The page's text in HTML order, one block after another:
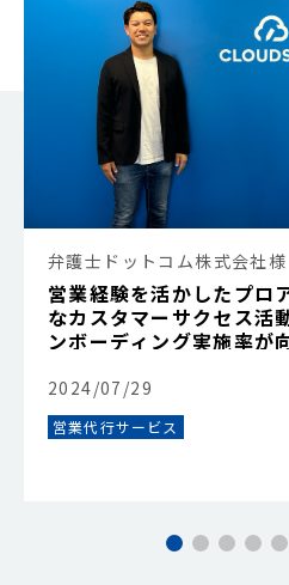
弁護士ドットコム株式会社様
営業経験を活かしたプロ
なカスタマーサクセス活
ンボーディング実施率が
2024/07/29
営業代行サービス